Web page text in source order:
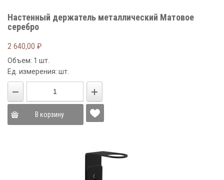
Настенный держатель металлический Матовое
серебро
2 640,00 ₽
Объем: 1 шт.
Ед. измерения: шт.
В корзину